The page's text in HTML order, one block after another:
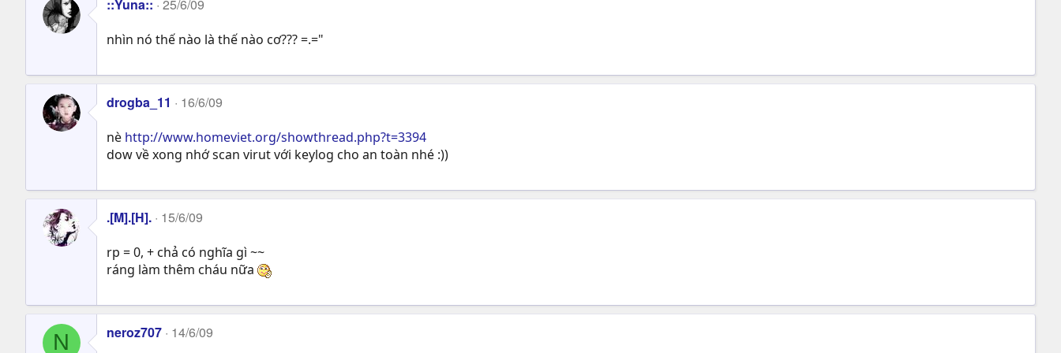
::Yuna:: 25/6/09
nhìn nó thế nào là thế nào cơ??? =.="
drogba_11 16/6/09
nè http://www.homeviet.org/showthread.php?t=3394
dow về xong nhớ scan virut với keylog cho an toàn nhé :))
.[M].[H]. 15/6/09
rp = 0, + chả có nghĩa gì ~~
ráng làm thêm cháu nữa
N neroz707 14/6/09